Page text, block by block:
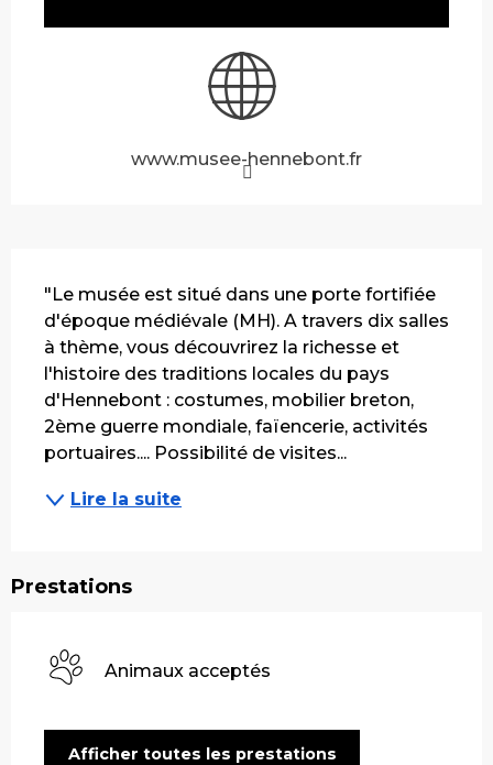
www.musee-hennebont.fr
"Le musée est situé dans une porte fortifiée
d'époque médiévale (MH). A travers dix salles
à thème, vous découvrirez la richesse et
l'histoire des traditions locales du pays
d'Hennebont : costumes, mobilier breton,
2ème guerre mondiale, faïencerie, activités
portuaires.... Possibilité de visites...
Lire la suite
Prestations
Animaux acceptés
Afficher toutes les prestations